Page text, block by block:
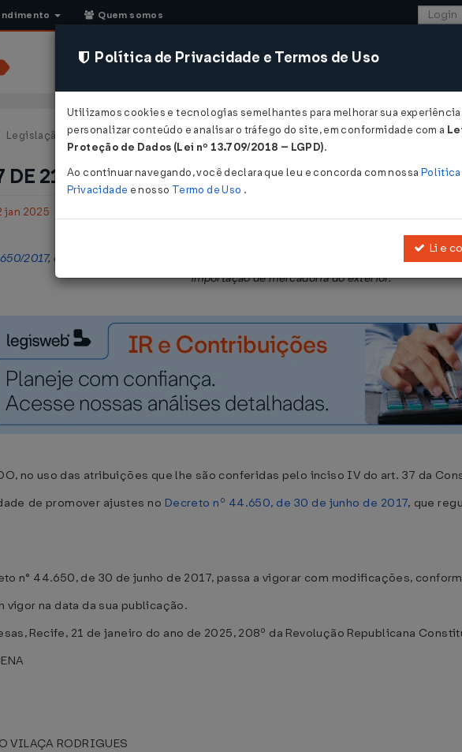
Quem somos
CONSULTORIA SISTEMAS COMÉRCIO
Legislação Estadual - Pernambuco
DE 21/01/2025
jan 2025
2017, que regulamenta a
, que dispõe sobre o ICMS,
importação de mercadoria do exterior.
no uso das atribuições que lhe são conferidas pelo inciso IV do art. 37 da
de promover ajustes no Decreto nº 44.650, de 30 de junho de 2017, que
n° 44.650, de 30 de junho de 2017, passa a vigorar com modificações,
vigor na data da sua publicação.
Recife, 21 de janeiro do ano de 2025, 208º da Revolução Republicana
VILAÇA RODRIGUES
Política de Privacidade e Termos de Uso
Utilizamos cookies e tecnologias semelhantes para melhorar sua
personalizar conteúdo e analisar o tráfego do site, em conformidade com a
Proteção de Dados (Lei nº 13.709/2018 – LGPD).
Ao continuar navegando, você declara que leu e concorda com nossa Política
Privacidade e nosso Termo de Uso .
Li e